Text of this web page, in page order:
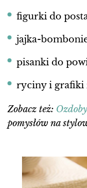
figurki do
jajka-
pisanki do
ryciny i grafiki
Zobacz też:
pomysłów na